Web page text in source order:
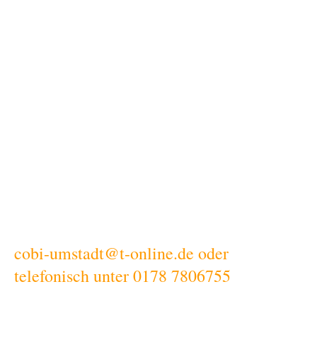
cobi-umstadt@t-online.de oder
telefonisch unter 0178 7806755